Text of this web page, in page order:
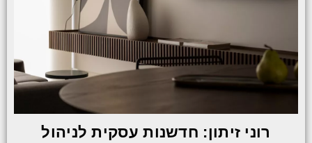
רוני זיתון: חדשנות עסקית לניהול